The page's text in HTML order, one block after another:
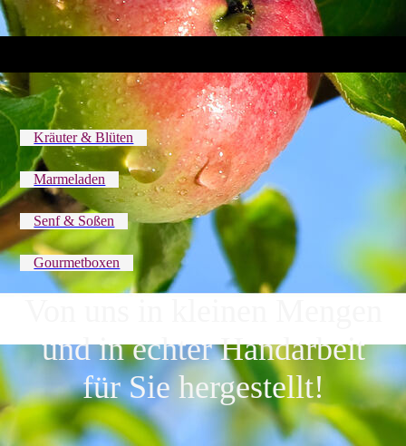
Kräuter & Blüten
Marmeladen
Senf & Soßen
Gourmetboxen
und in echter Handarbeit
für Sie hergestellt!